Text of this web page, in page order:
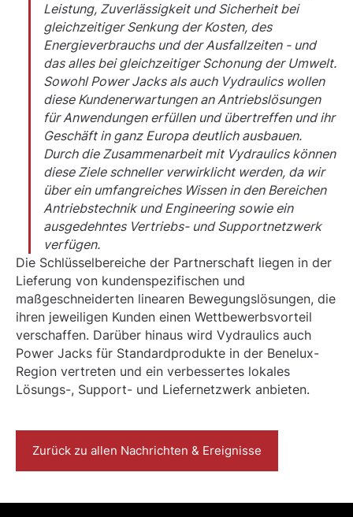
Leistung, Zuverlässigkeit und Sicherheit bei
gleichzeitiger Senkung der Kosten, des
Energieverbrauchs und der Ausfallzeiten - und
das alles bei gleichzeitiger Schonung der Umwelt.
Sowohl Power Jacks als auch Vydraulics wollen
diese Kundenerwartungen an Antriebslösungen
für Anwendungen erfüllen und übertreffen und ihr
Geschäft in ganz Europa deutlich ausbauen.
Durch die Zusammenarbeit mit Vydraulics können
diese Ziele schneller verwirklicht werden, da wir
über ein umfangreiches Wissen in den Bereichen
Antriebstechnik und Engineering sowie ein
ausgedehntes Vertriebs- und Supportnetzwerk
verfügen.
Die Schlüsselbereiche der Partnerschaft liegen in der
Lieferung von kundenspezifischen und
maßgeschneiderten linearen Bewegungslösungen, die
ihren jeweiligen Kunden einen Wettbewerbsvorteil
verschaffen. Darüber hinaus wird Vydraulics auch
Power Jacks für Standardprodukte in der Benelux-
Region vertreten und ein verbessertes lokales
Lösungs-, Support- und Liefernetzwerk anbieten.
Zurück zu allen Nachrichten & Ereignisse